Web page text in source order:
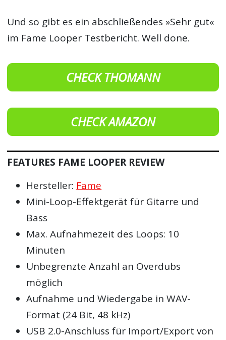
Und so gibt es ein abschließendes »Sehr gut«
im Fame Looper Testbericht. Well done.
CHECK THOMANN
CHECK AMAZON
FEATURES FAME LOOPER REVIEW
Hersteller: Fame
Mini-Loop-Effektgerät für Gitarre und
Bass
Max. Aufnahmezeit des Loops: 10
Minuten
Unbegrenzte Anzahl an Overdubs
möglich
Aufnahme und Wiedergabe in WAV-
Format (24 Bit, 48 kHz)
USB 2.0-Anschluss für Import/Export von